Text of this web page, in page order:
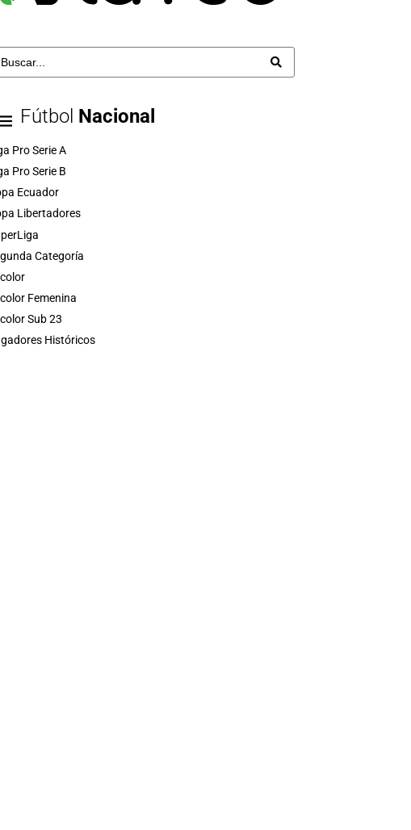
Fútbol Nacional
Pro Serie A
Pro Serie B
Ecuador
Libertadores
Categoría
Femenina
Sub 23
Históricos